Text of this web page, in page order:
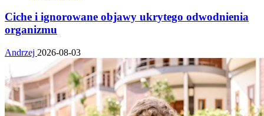
Ciche i ignorowane objawy ukrytego odwodnienia
organizmu
Andrzej 2026-08-03